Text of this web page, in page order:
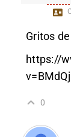
Gritos
https://
0